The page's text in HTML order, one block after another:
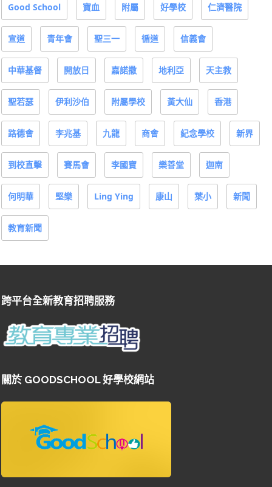
Good School 寶血 附屬 好學校 仁濟醫院
宣道 青年會 聖三一 循道 信義會
中華基督 開放日 嘉諾撒 地利亞 天主教
聖若瑟 伊利沙伯 附屬學校 黃大仙 香港
路德會 李兆基 九龍 商會 紀念學校 新界
到校直擊 賽馬會 李國寶 樂善堂 迦南
何明華 堅樂 Ling Ying 康山 葉小 新聞
教育新聞
跨平台全新教育招聘服務
關於 GOODSCHOOL 好學校網站